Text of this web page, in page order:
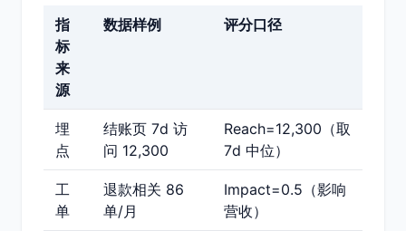
指
标
来
源
数据样例 评分口径
埋
点
结账页 7d 访
问 12,300
Reach=12,300（取
7d 中位）
工
单
退款相关 86
单/月
Impact=0.5（影响
营收）